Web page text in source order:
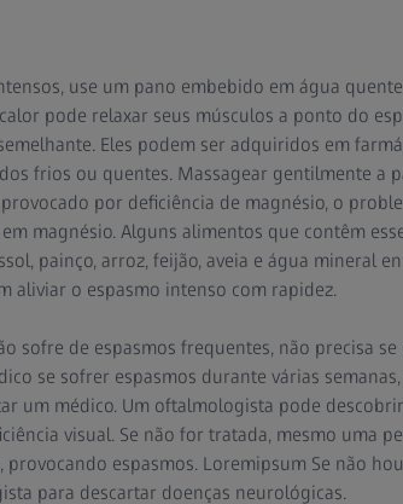
use um pano embebido em água
pode relaxar seus músculos a ponto do
Eles podem ser adquiridos em
frios ou quentes. Massagear gentilmente a
por deficiência de magnésio, o
magnésio. Alguns alimentos que contêm
painço, arroz, feijão, aveia e água mineral
aliviar o espasmo intenso com rapidez.
sofre de espasmos frequentes, não precisa
se sofrer espasmos durante várias
um médico. Um oftalmologista pode
visual. Se não for tratada, mesmo uma
provocando espasmos. Loremipsum Se não
para descartar doenças neurológicas.